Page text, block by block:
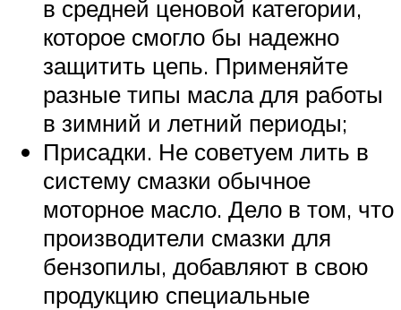
в средней ценовой категории,
которое смогло бы надежно
защитить цепь. Применяйте
разные типы масла для работы
в зимний и летний периоды;
Присадки. Не советуем лить в
систему смазки обычное
моторное масло. Дело в том, что
производители смазки для
бензопилы, добавляют в свою
продукцию специальные